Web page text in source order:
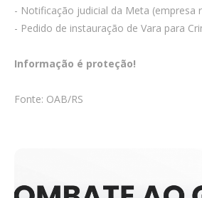
- Notificação judicial da Meta (empresa
- Pedido de instauração de Vara para
Informação é proteção!
Fonte: OAB/RS